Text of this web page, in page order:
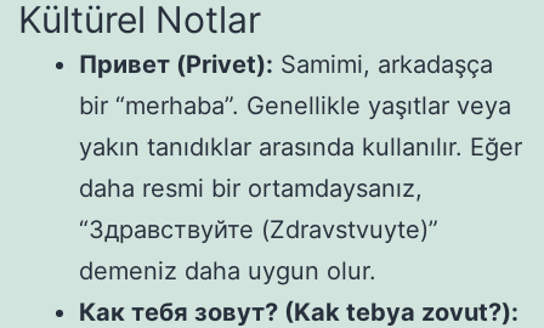
Kültürel Notlar
Привет (Privet): Samimi, arkadaşça
bir “merhaba”. Genellikle yaşıtlar veya
yakın tanıdıklar arasında kullanılır. Eğer
daha resmi bir ortamdaysanız,
“Здравствуйте (Zdravstvuyte)”
demeniz daha uygun olur.
Как тебя зовут? (Kak tebya zovut?):